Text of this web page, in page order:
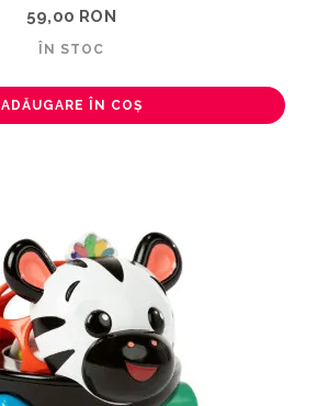
59,00 RON
ÎN STOC
ADĂUGARE ÎN COȘ